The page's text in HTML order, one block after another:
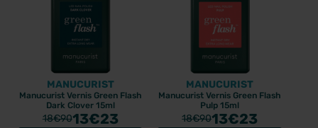
MANUCURIST
Manucurist Vernis Green Flash
Dark Clover 15ml
18€9013€23
MANUCURIST
Manucurist Vernis Green Flash
Pulp 15ml
18€9013€23